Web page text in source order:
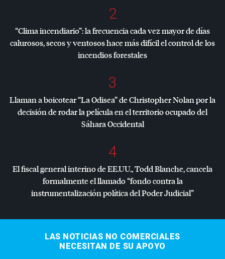
2
“Clima incendiario”: la frecuencia cada vez mayor de días
calurosos, secos y ventosos hace más difícil el control de los
incendios forestales
3
Llaman a boicotear “La Odisea” de Christopher Nolan por la
decisión de rodar la película en el territorio ocupado del
Sáhara Occidental
4
El fiscal general interino de EE.UU., Todd Blanche, cancela
formalmente el llamado “fondo contra la
instrumentalización política del Poder Judicial”
LAS NOTICIAS NO COMERCIALES
NECESITAN DE SU APOYO